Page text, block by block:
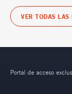
VER TODAS LAS
Portal de acceso